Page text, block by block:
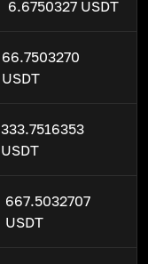
6.6750327 USDT
66.7503270
USDT
333.7516353
USDT
667.5032707
USDT